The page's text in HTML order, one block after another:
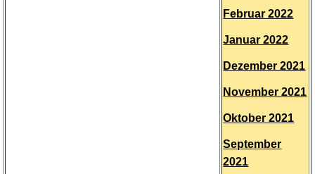
Februar 2022
Januar 2022
Dezember 2021
November 2021
Oktober 2021
September
2021